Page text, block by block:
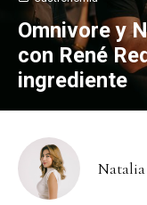
Omnivore y
con René
ingrediente